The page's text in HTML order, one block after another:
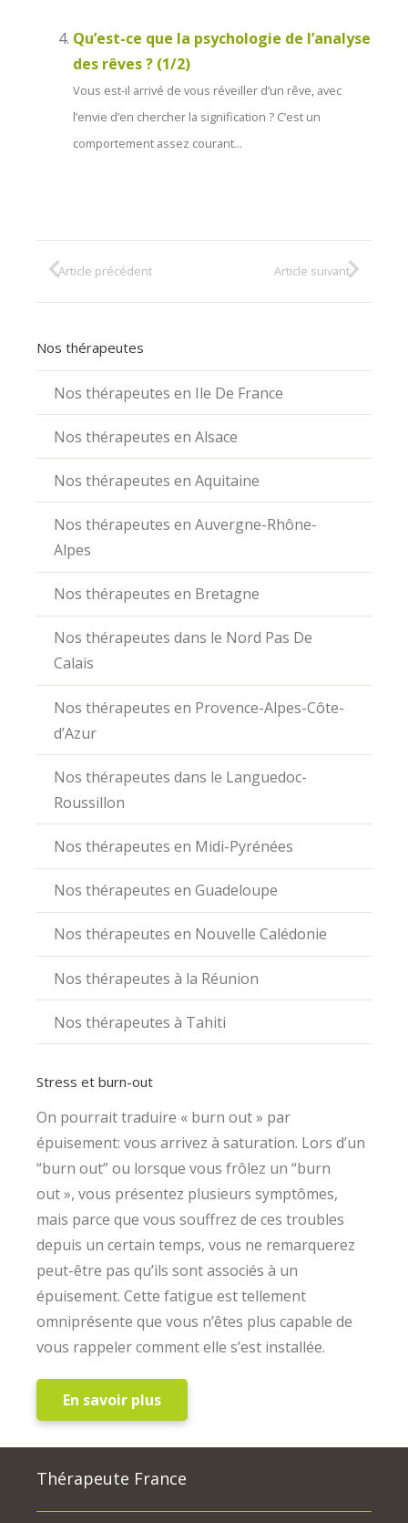
Qu’est-ce que la psychologie de l’analyse
des rêves ? (1/2)
Vous est-il arrivé de vous réveiller d’un rêve, avec
l’envie d’en chercher la signification ? C’est un
comportement assez courant...
Article précédent Article suivant
Nos thérapeutes
Nos thérapeutes en Ile De France
Nos thérapeutes en Alsace
Nos thérapeutes en Aquitaine
Nos thérapeutes en Auvergne-Rhône-
Alpes
Nos thérapeutes en Bretagne
Nos thérapeutes dans le Nord Pas De
Calais
Nos thérapeutes en Provence-Alpes-Côte-
d’Azur
Nos thérapeutes dans le Languedoc-
Roussillon
Nos thérapeutes en Midi-Pyrénées
Nos thérapeutes en Guadeloupe
Nos thérapeutes en Nouvelle Calédonie
Nos thérapeutes à la Réunion
Nos thérapeutes à Tahiti
Stress et burn-out
On pourrait traduire « burn out » par
épuisement: vous arrivez à saturation. Lors d’un
“burn out” ou lorsque vous frôlez un “burn
out », vous présentez plusieurs symptômes,
mais parce que vous souffrez de ces troubles
depuis un certain temps, vous ne remarquerez
peut-être pas qu’ils sont associés à un
épuisement. Cette fatigue est tellement
omniprésente que vous n’êtes plus capable de
vous rappeler comment elle s’est installée.
En savoir plus
Thérapeute France